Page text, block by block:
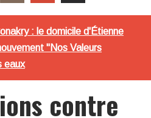
: le domicile d'Étienne
"Nos Valeurs
eaux
contre